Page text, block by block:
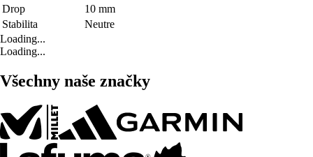
Drop
10 mm
Stabilita
Neutre
Loading...
Loading...
Všechny naše značky